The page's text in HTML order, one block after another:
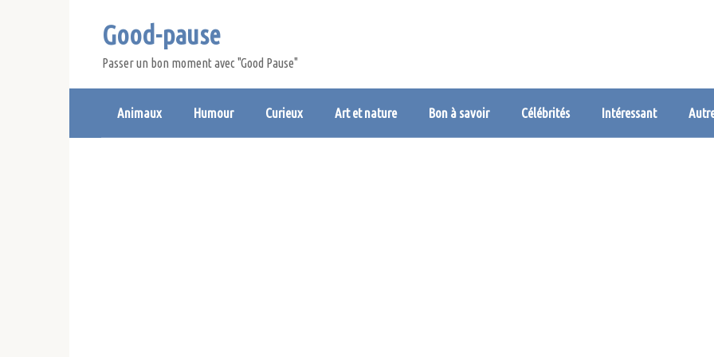
Good-pause
Passer un bon moment avec "Good Pause"
Animaux Humour Curieux Art et nature Bon à savoir Célébrités Intéressant